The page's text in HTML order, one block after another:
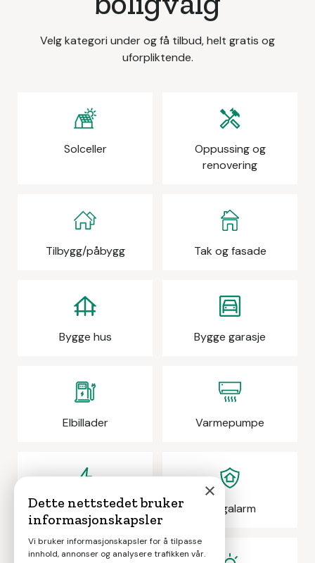
Velg kategori under og få tilbud, helt gratis og
uforpliktende.
Solceller
Oppussing og
renovering
Tilbygg/påbygg Tak og fasade
Bygge hus Bygge garasje
Elbillader Varmepumpe
Elektrikeroppdrag Boligalarm
×
Dette nettstedet bruker
informasjonskapsler
Vi bruker informasjonskapsler for å tilpasse
innhold, annonser og analysere trafikken vår.